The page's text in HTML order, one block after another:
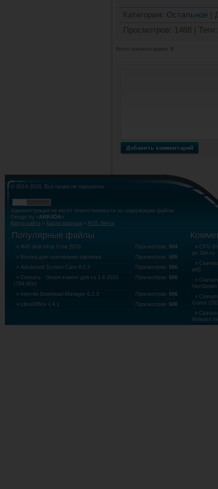
Категория: Остальное
Просмотров: 1468 Теги :
Всего комментариев: 0
© 2014-2015. Все права не нарушены.
Администрация не несёт ответственности за содержащие файлы.
Design by «ARK4DA»
Карта сайта » Карта форума » RSS Лента
Популярные файлы
Просмотров: 504
AVG Anti-Virus Free 2015
Просмотров: 505
Кнопка для скачивания картинка
Просмотров: 506
Advanced System Care 8.0.3
Просмотров: 506
Скачать - Steam клиент для cs 1.6 2015
(704.6Kb)
Просмотров: 506
Internet Download Manager 6.2.3
Просмотров: 506
LibreOffice 4.4.1
CFG
pc.3dn.ru
мб)
Game
Release